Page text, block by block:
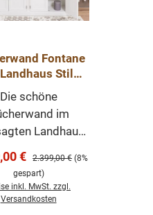
Fontane
Stil
200cm
Die schöne
im
Landhaus-
Stil ist ein
Möbelstück,
überall in
€ Regulärer Preis:
2.399,00 € (8%
gespart)
inkl. MwSt. zzgl.
Versandkosten